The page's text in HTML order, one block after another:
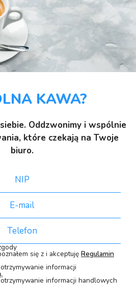
KAWA?
Oddzwonimy i wspólnie
które czekają na Twoje
biuro.
się z i akceptuję Regulamin
informacji
informacji handlowych